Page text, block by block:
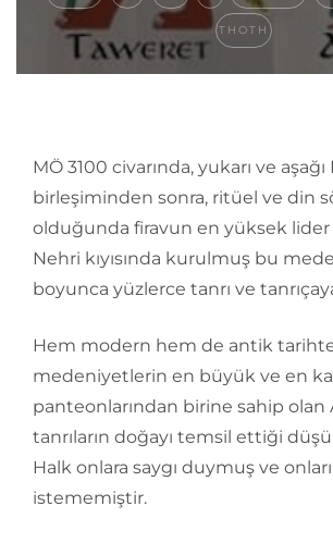
THOTH
MÖ 3100 civarında, yukarı ve aşağı
birleşiminden sonra, ritüel ve din
olduğunda firavun en yüksek lider
Nehri kıyısında kurulmuş bu
boyunca yüzlerce tanrı ve
Hem modern hem de antik tarihte
medeniyetlerin en büyük ve en
panteonlarından birine sahip olan
tanrıların doğayı temsil ettiği
Halk onlara saygı duymuş ve
istememiştir.